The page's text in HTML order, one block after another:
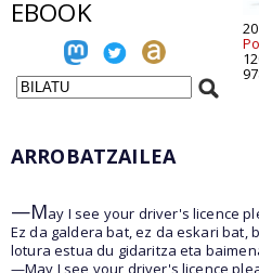
EBOOK
ARROBATZAILEA
—May I see your driver's licence
Ez da galdera bat, ez da eskari bat,
lotura estua du gidaritza eta
—May I see your driver's licence